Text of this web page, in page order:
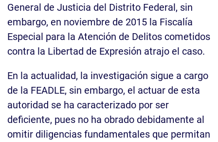
General de Justicia del Distrito Federal, sin
embargo, en noviembre de 2015 la Fiscalía
Especial para la Atención de Delitos cometidos
contra la Libertad de Expresión atrajo el caso.
En la actualidad, la investigación sigue a cargo
de la FEADLE, sin embargo, el actuar de esta
autoridad se ha caracterizado por ser
deficiente, pues no ha obrado debidamente al
omitir diligencias fundamentales que permitan